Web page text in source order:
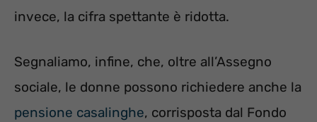
invece, la cifra spettante è ridotta.
Segnaliamo, infine, che, oltre all’Assegno
sociale, le donne possono richiedere anche la
pensione casalinghe, corrisposta dal Fondo